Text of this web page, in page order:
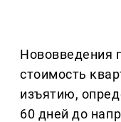
Нововведения
стоимость
изъятию,
60 дней до